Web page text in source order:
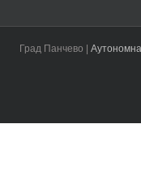
Град Панчево |